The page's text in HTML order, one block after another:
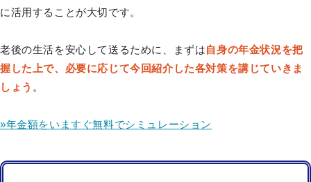
に活用することが大切です。
老後の生活を安心して送るために、まずは自身の年金状況を把
握した上で、必要に応じて今回紹介した各対策を講じていきま
しょう 。
»年金額をいますぐ無料でシミュレーション